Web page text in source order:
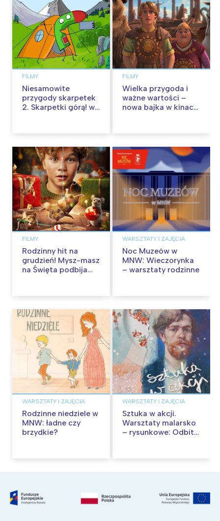
FILMY
Niesamowite
przygody skarpetek
2. Skarpetki górą! w
FILMY
Wielka przygoda i
ważne wartości –
nowa bajka w kinach
FILMY
Rodzinny hit na
grudzień! Mysz-masz
na Święta podbija
WARSZTATY I ZAJĘCIA
Noc Muzeów w
MNW: Wieczorynka
– warsztaty rodzinne
WARSZTATY I ZAJĘCIA
Rodzinne niedziele w
MNW: ładne czy
brzydkie?
WARSZTATY I ZAJĘCIA
Sztuka w akcji.
Warsztaty malarsko
– rysunkowe: Odbite